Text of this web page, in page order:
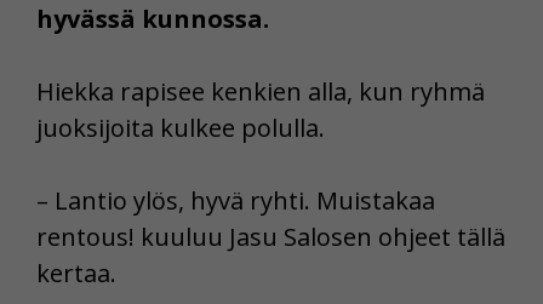
hyvässä kunnossa.
Hiekka rapisee kenkien alla, kun ryhmä
juoksijoita kulkee polulla.
– Lantio ylös, hyvä ryhti. Muistakaa
rentous! kuuluu Jasu Salosen ohjeet tällä
kertaa.